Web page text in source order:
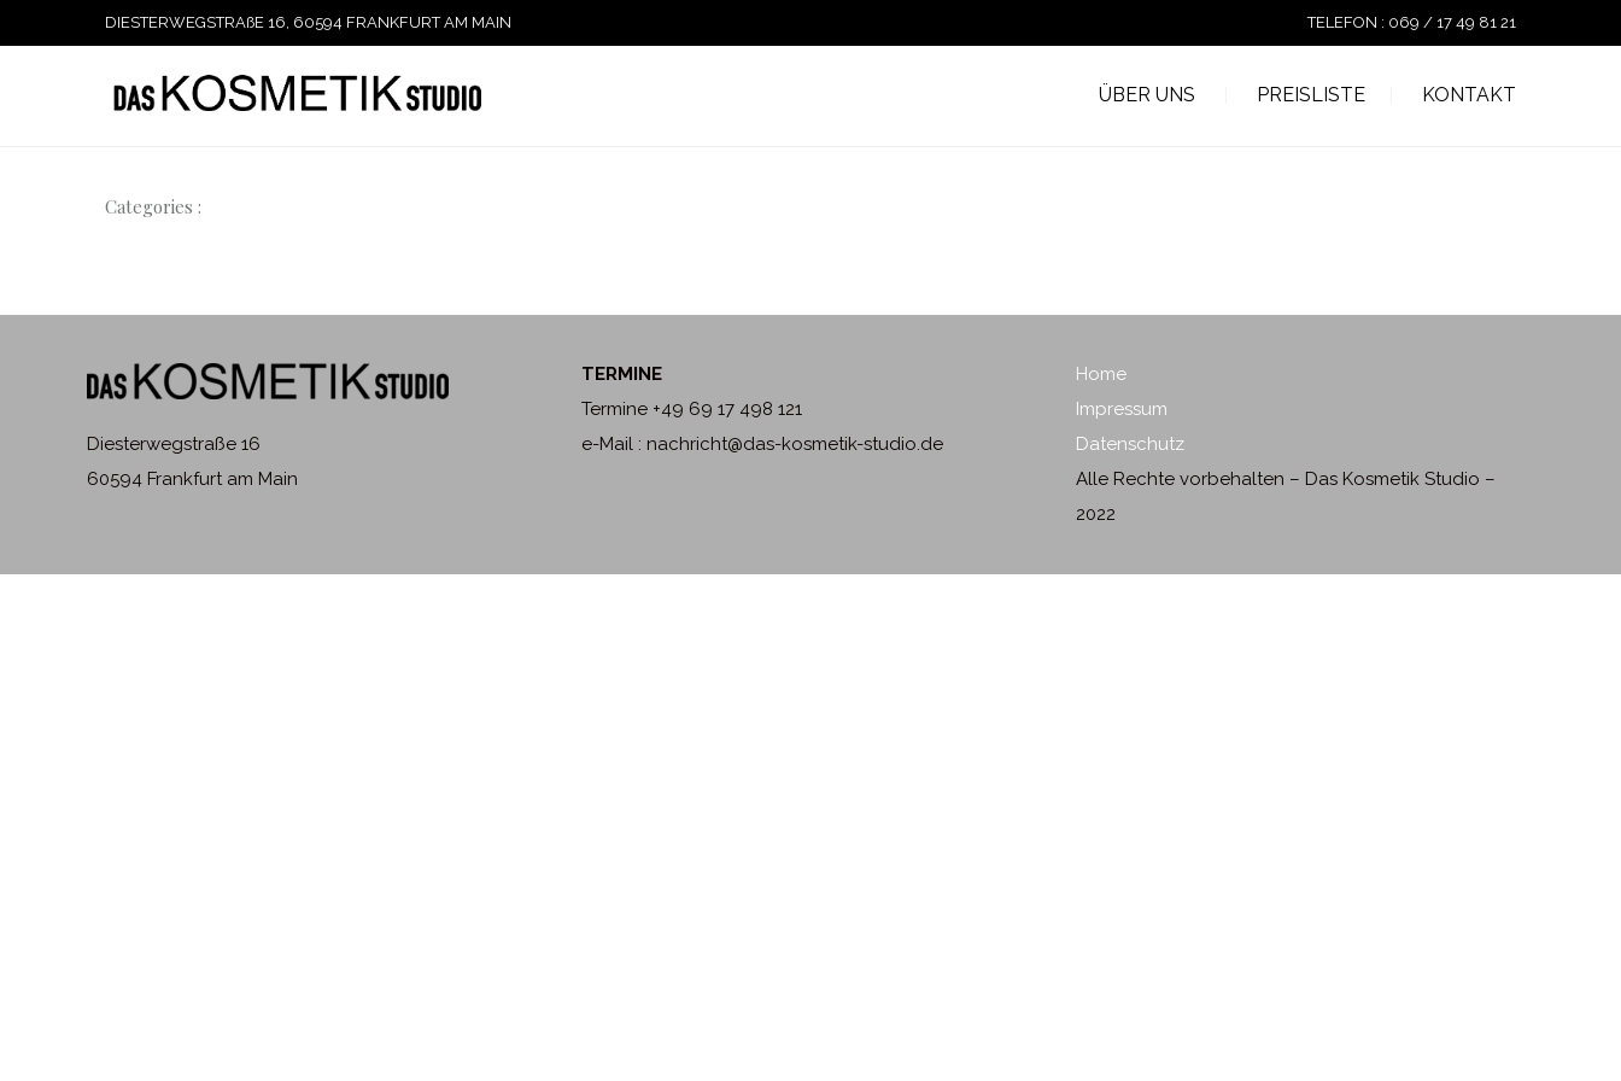
DIESTERWEGSTRAßE 16, 60594 FRANKFURT AM MAIN TELEFON : 069 / 17 49 81 21
ÜBER UNS PREISLISTE KONTAKT
Categories :
Diesterwegstraße 16
60594 Frankfurt am Main
TERMINE
Termine +49 69 17 498 121
e-Mail : nachricht@das-kosmetik-studio.de
Home
Impressum
Datenschutz
Alle Rechte vorbehalten – Das Kosmetik Studio –
2022